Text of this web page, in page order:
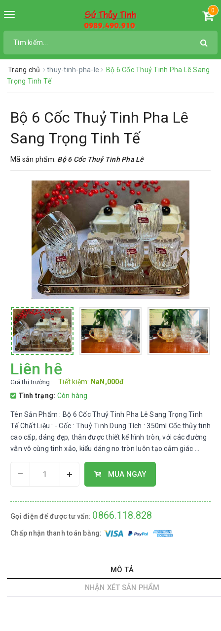
Toggle
0
Trang chủ thuy-tinh-pha-le
Bộ 6 Cốc Thuỷ Tinh Pha Lê Sang
Trọng Tinh Tế
Bộ 6 Cốc Thuỷ Tinh Pha Lê
Sang Trọng Tinh Tế
Mã sản phẩm: Bộ 6 Cốc Thuỷ Tinh Pha Lê
Liên hệ
Giá thị trường: Tiết kiệm: NaN,000đ
Tình trạng: Còn hàng
Tên Sản Phẩm : Bộ 6 Cốc Thuỷ Tinh Pha Lê Sang Trọng Tinh
Tế Chất Liệu : - Cốc : Thuỷ Tinh Dung Tích : 350ml Cốc thủy tinh
cao cấp, dáng đẹp, thân được thiết kế hình tròn, với các đường
vân vô cùng tinh xảo, kiểu dáng no tròn luôn tạo cảm giác ...
– + MUA NGAY
Gọi điện để được tư vấn: 0866.118.828
Chấp nhận thanh toán bằng:
MÔ TẢ
NHẬN XÉT SẢN PHẨM